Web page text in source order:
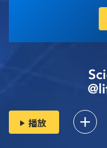
播放